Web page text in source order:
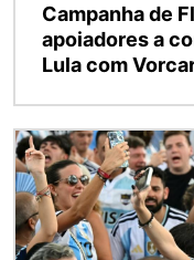
Campanha de
apoiadores a
Lula com
Imagem